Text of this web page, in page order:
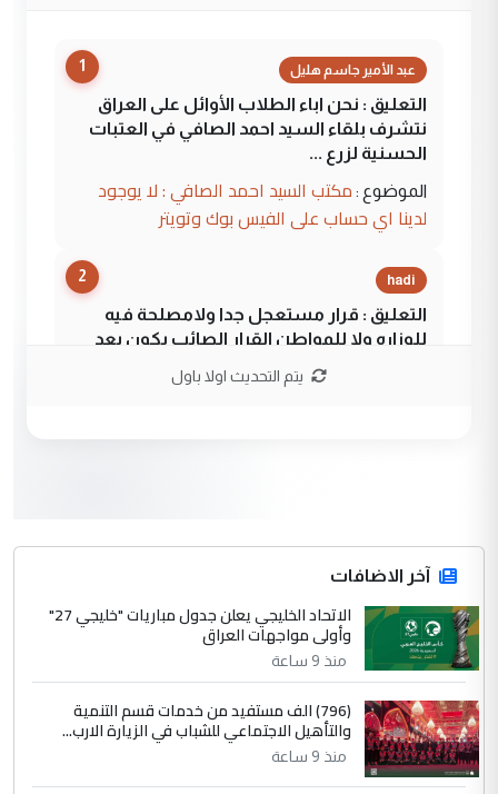
1 عبد الأمير جاسم هليل
التعليق : نحن اباء الطلاب الأوائل على العراق
نتشرف بلقاء السيد احمد الصافي في العتبات
الحسنية لزرع ...
الموضوع : مكتب السيد احمد الصافي : لا يوجود
لدينا اي حساب على الفيس بوك وتويتر
2 hadi
التعليق : قرار مستعجل جدا ولامصلحة فيه
للوزاره ولا للمواطن القرار الصائب يكون بعد
جنسية الرافد الثالث للعراق ومن اصول عريقة
ابا فرات ...
الموضوع :
الجواهري يرد على صدام حسين سل
مضجعيك يابن الزنا (نص كامل)
سردار
التعليق : واحد من عصابة علي ماما يسقط
جنسية الرافد الثالث للعراق ومن اصول عريقة
ابا فرات ...
يتم التحديث اولا باول
آخر الاضافات
الاتحاد الخليجي يعلن جدول مباريات "خليجي 27"
وأولى مواجهات العراق
منذ 9 ساعة
(796) الف مستفيد من خدمات قسم التنمية
والتأهيل الاجتماعي للشباب في الزيارة الارب...
منذ 9 ساعة